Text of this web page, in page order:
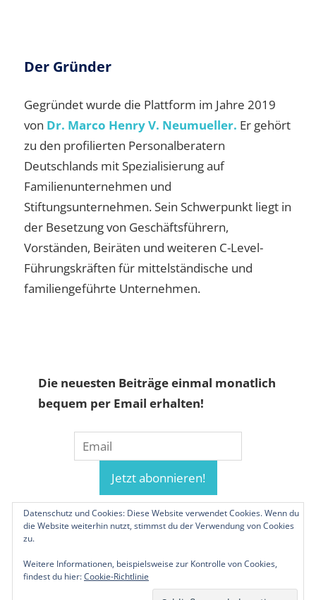
Der Gründer
Gegründet wurde die Plattform im Jahre 2019
von Dr. Marco Henry V. Neumueller. Er gehört
zu den profilierten Personalberatern
Deutschlands mit Spezialisierung auf
Familienunternehmen und
Stiftungsunternehmen. Sein Schwerpunkt liegt in
der Besetzung von Geschäftsführern,
Vorständen, Beiräten und weiteren C-Level-
Führungskräften für mittelständische und
familiengeführte Unternehmen.
Die neuesten Beiträge einmal monatlich
bequem per Email erhalten!
© 2019-2026 Familienunternehmen.eu. Alle
Datenschutz und Cookies: Diese Website verwendet Cookies. Wenn du
die Website weiterhin nutzt, stimmst du der Verwendung von Cookies
zu.
Weitere Informationen, beispielsweise zur Kontrolle von Cookies,
findest du hier:Cookie-Richtlinie